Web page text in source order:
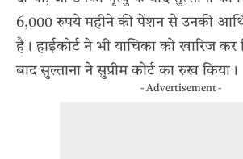
6,000 रुपये महीने की पेंशन से उनकी
है। हाईकोर्ट ने भी याचिका को खारिज कर
बाद सुल्ताना ने सुप्रीम कोर्ट का रुख किया।
- Advertisement -